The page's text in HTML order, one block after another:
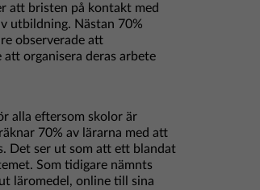
att bristen på kontakt med
utbildning. Nästan 70%
observerade att
organisera deras arbete
alla eftersom skolor är
70% av lärarna med att
Det ser ut som att ett blandat
Som tidigare nämnts
läromedel, online till sina